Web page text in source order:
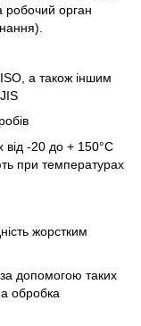
робочий орган
а також іншим
-20 до + 150°C
при температурах
жорстким
допомогою таких
обробка